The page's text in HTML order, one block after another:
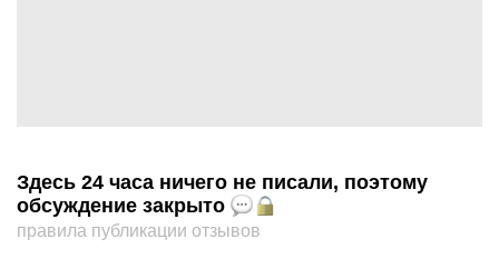
Здесь 24 часа ничего не писали, поэтому
обсуждение закрыто
правила публикации отзывов